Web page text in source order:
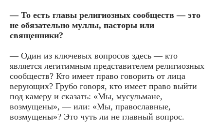
— То есть главы религиозных сообществ — это
не обязательно муллы, пасторы или
священники?
— Один из ключевых вопросов здесь — кто
является легитимным представителем религиозных
сообществ? Кто имеет право говорить от лица
верующих? Грубо говоря, кто имеет право выйти
под камеру и сказать: «Мы, мусульмане,
возмущены», — или: «Мы, православные,
возмущены»? Это чуть ли не главный вопрос.